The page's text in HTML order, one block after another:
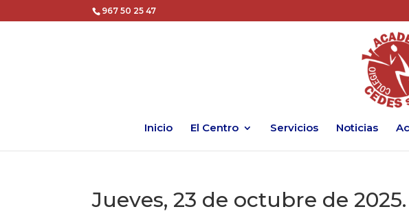
967 50 25 47
Inicio El Centro Servicios Noticias
Jueves, 23 de octubre de 2025.